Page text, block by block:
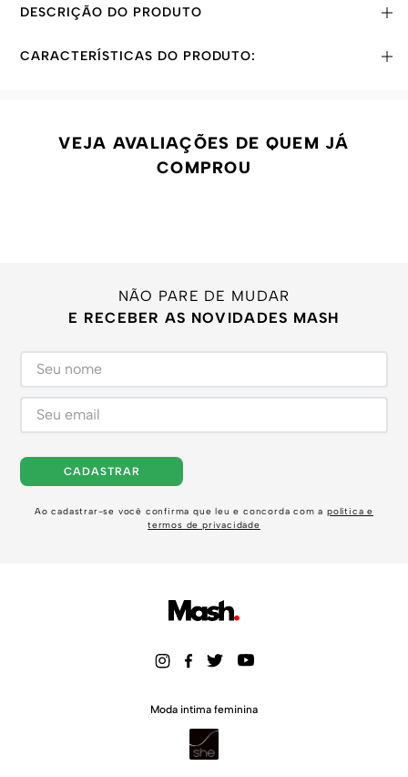
DESCRIÇÃO DO PRODUTO
CARACTERÍSTICAS DO PRODUTO:
VEJA AVALIAÇÕES DE QUEM JÁ
COMPROU
NÃO PARE DE MUDAR
E RECEBER AS NOVIDADES MASH
CADASTRAR
Ao cadastrar-se você confirma que leu e concorda com a política e
termos de privacidade
Moda intima feminina